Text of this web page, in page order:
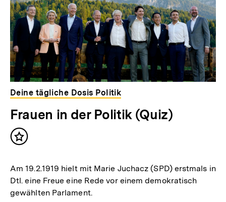
Deine tägliche Dosis Politik
Frauen in der Politik (Quiz)
Inhalt
Am 19.2.1919 hielt mit Marie Juchacz (SPD) erstmals in
Dtl. eine Freue eine Rede vor einem demokratisch
gewählten Parlament.